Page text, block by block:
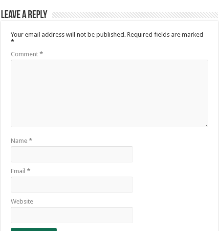
Leave a Reply
Your email address will not be published. Required fields are marked
*
Comment*
Name*
Email*
Website